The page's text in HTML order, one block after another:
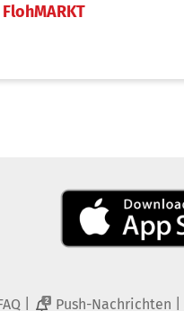
FlohMARKT
2 Push-Nachrichten